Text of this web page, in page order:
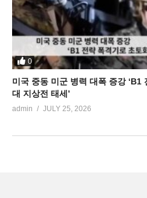
0
미국 중동 미군 병력 대폭 증강 ‘B1
대 지상전 태세’
admin JULY 25, 2026